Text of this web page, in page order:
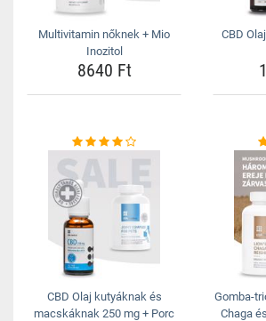
Multivitamin nőknek + Mio
Inozitol
8640 Ft
CBD
CBD Olaj kutyáknak és
macskáknak 250 mg + Porc
Gomba-
Chaga